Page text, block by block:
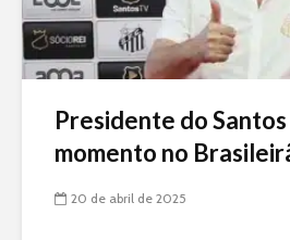
Presidente do Santos
momento no
20 de abril de 2025